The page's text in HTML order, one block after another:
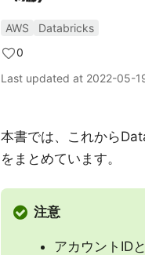
AWS
Databricks
0
Last updated at 2022-05-
本書では、これから
をまとめています。
注意
アカウントID